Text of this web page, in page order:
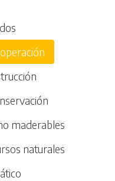
maderables
naturales